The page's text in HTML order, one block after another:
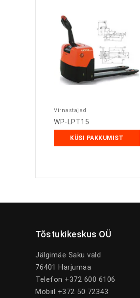
Virnastajad
WP-LPT15
KÜSI PAKKUMIST
Tõstukikeskus OÜ
Jälgimäe Saku vald
76401 Harjumaa
Telefon +372 600 6106
Mobiil +372 50 72343